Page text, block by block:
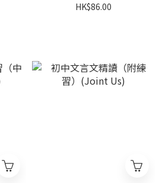
HK$86.00